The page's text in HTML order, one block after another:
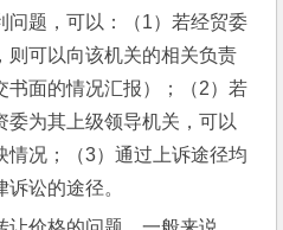
问题，可以：（1）若经贸委
则可以向该机关的相关负责
书面的情况汇报）；（2）若
委为其上级领导机关，可以
情况；（3）通过上诉途径均
讼的途径。